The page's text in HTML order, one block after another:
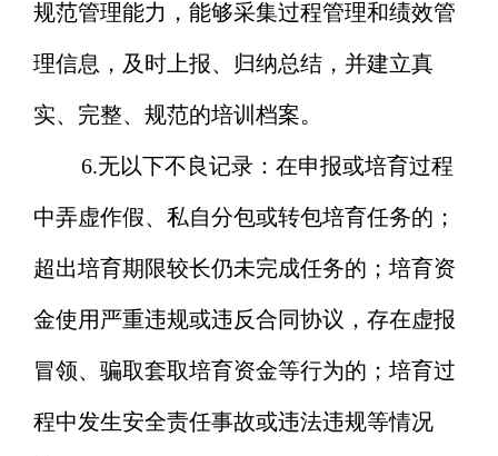
规范管理能力，能够采集过程管理和绩效管
理信息，及时上报、归纳总结，并建立真
实、完整、规范的培训档案。
6.无以下不良记录：在申报或培育过程
中弄虚作假、私自分包或转包培育任务的 ；
超出培育期限较长仍未完成任务的 ；培育资
金使用严重违规或违反合同协议，存在虚报
冒领、骗取套取培育资金等行为的 ；培育过
程中发生安全责任事故或违法违规等情况